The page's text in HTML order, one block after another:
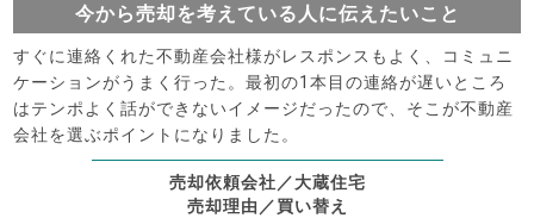
今から売却を考えている人に伝えたいこと
すぐに連絡くれた不動産会社様がレスポンスもよく、コミュニ
ケーションがうまく行った。最初の1本目の連絡が遅いところ
はテンポよく話ができないイメージだったので、そこが不動産
会社を選ぶポイントになりました。
売却依頼会社／大蔵住宅
売却理由／買い替え